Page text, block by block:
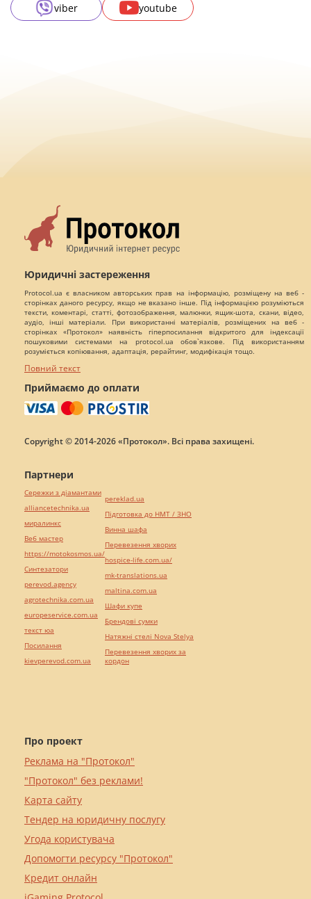
viber
youtube
Юридичні застереження
Protocol.ua є власником авторських прав на інформацію, розміщену на веб -
сторінках даного ресурсу, якщо не вказано інше. Під інформацією розуміються
тексти, коментарі, статті, фотозображення, малюнки, ящик-шота, скани, відео,
аудіо, інші матеріали. При використанні матеріалів, розміщених на веб -
сторінках «Протокол» наявність гіперпосилання відкритого для індексації
пошуковими системами на protocol.ua обов`язкове. Під використанням
розуміється копіювання, адаптація, рерайтинг, модифікація тощо.
Повний текст
Приймаємо до оплати
Copyright © 2014-2026 «Протокол». Всі права захищені.
Про проект
Реклама на "Протокол"
"Протокол" без реклами!
Карта сайту
Тендер на юридичну послугу
Угода користувача
Допомогти ресурсу "Протокол"
Кредит онлайн
Партнери
Сережки з діамантами
alliancetechnika.ua
миралинкс
Веб мастер
https://motokosmos.ua/
Синтезатори
perevod.agency
agrotechnika.com.ua
europeservice.com.ua
текст юа
Посилання
kievperevod.com.ua
pereklad.ua
Підготовка до НМТ / ЗНО
Винна шафа
Перевезення хворих
hospice-life.com.ua/
mk-translations.ua
maltina.com.ua
Шафи купе
Брендові сумки
Натяжні стелі Nova Stelya
Перевезення хворих за
кордон